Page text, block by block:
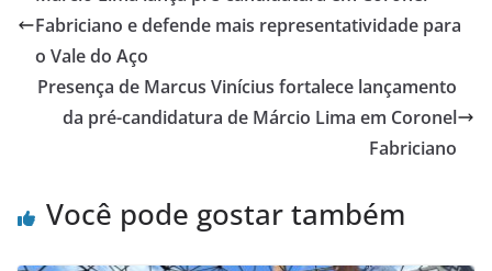
Fabriciano e defende mais representatividade para
o Vale do Aço
Presença de Marcus Vinícius fortalece lançamento
da pré-candidatura de Márcio Lima em Coronel
Fabriciano
Você pode gostar também